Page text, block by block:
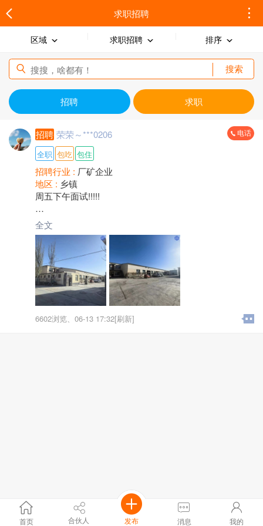
求职招聘
区域 求职招聘 排序
搜索
招聘 求职
招聘 荣荣～***0206 电话
全职 包吃 包住
招聘行业 : 厂矿企业
地区 : 乡镇
周五下午面试!!!!!
【巴盟临河招聘】三一重工配件厂
[太阳]管吃管住长白班岗位[太阳]
工作岗位：普工、叉车司机
工作内容：根据生产计划完成生产任务，配合设备生产
工作，没有重体力活
工作时间：8：00-20：00（中途休息一个半小时），上
六休一
薪资待遇：普工20元/小时 叉车司机22元/小时，免费住
全文
6602浏览、 06-13 17:32[刷新]
首页 合伙人 发布 消息 我的